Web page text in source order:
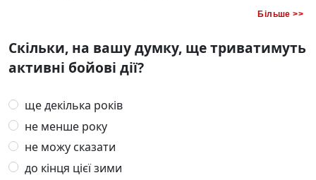
Більше >>
Скільки, на вашу думку, ще триватимуть
активні бойові дії?
ще декілька років
не менше року
не можу сказати
до кінця цієї зими